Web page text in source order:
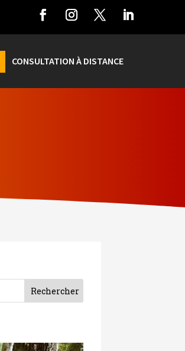
CONSULTATION À DISTANCE